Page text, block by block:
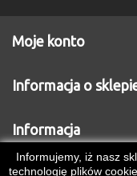
Moje konto
Informacja o
Informacja
Informujemy, iż nasz
technologię plików